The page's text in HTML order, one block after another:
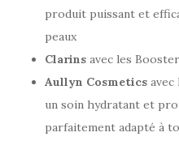
produit puissant et
peaux
Clarins avec les
Aullyn Cosmetics avec
un soin hydratant et
parfaitement adapté à